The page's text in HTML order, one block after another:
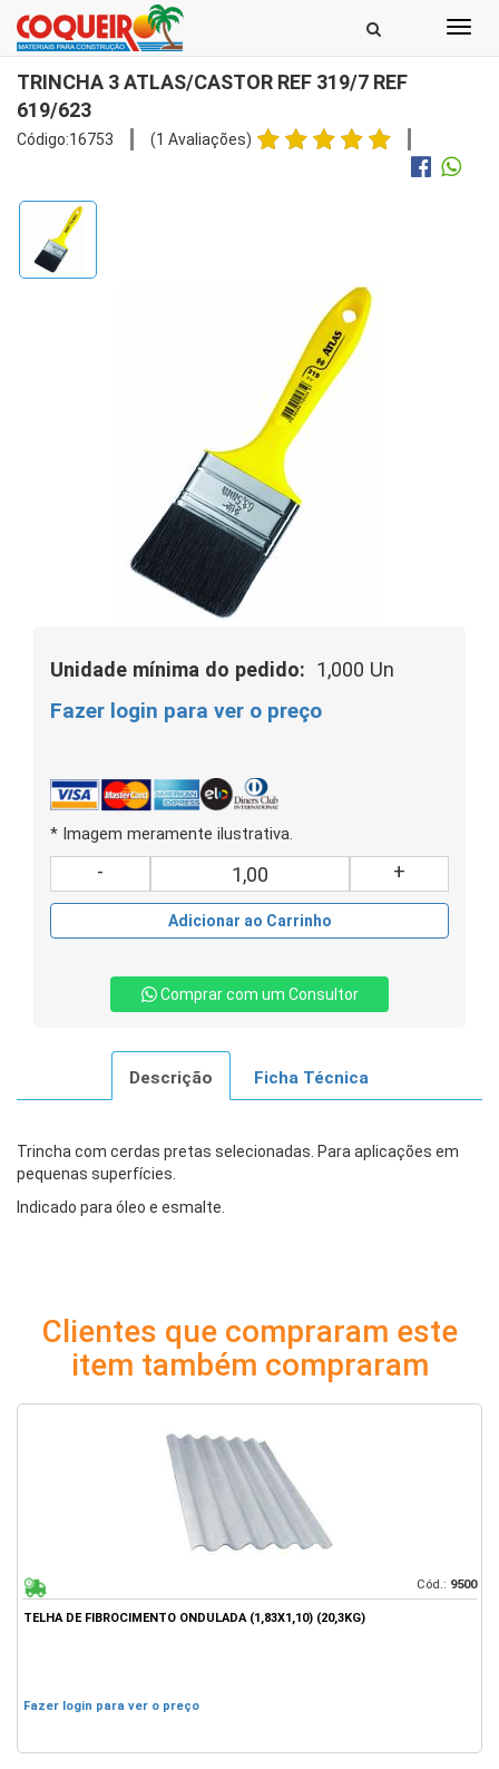
TRINCHA 3 ATLAS/CASTOR REF 319/7 REF
619/623
Código:16753 (1 Avaliações)
Unidade mínima do pedido: 1,000 Un
Fazer login para ver o preço
* Imagem meramente ilustrativa.
- +
Adicionar ao Carrinho
Comprar com um Consultor
Descrição Ficha Técnica
Trincha com cerdas pretas selecionadas. Para aplicações em
pequenas superfícies.
Indicado para óleo e esmalte.
Clientes que compraram este
item também compraram
Cód.: 9500
TELHA DE FIBROCIMENTO ONDULADA (1,83X1,10) (20,3KG)
Fazer login para ver o preço